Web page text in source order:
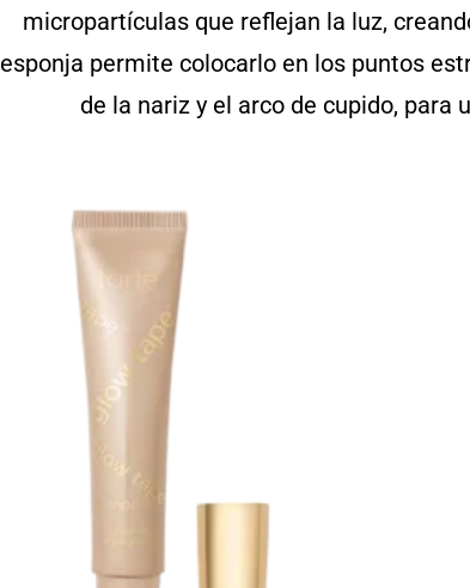
micropartículas que reflejan la luz,
esponja permite colocarlo en los puntos
de la nariz y el arco de cupido, para